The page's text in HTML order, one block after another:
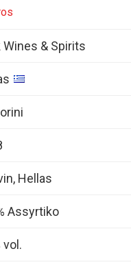
Wines & Spirits
Hellas
Assyrtiko
vol.